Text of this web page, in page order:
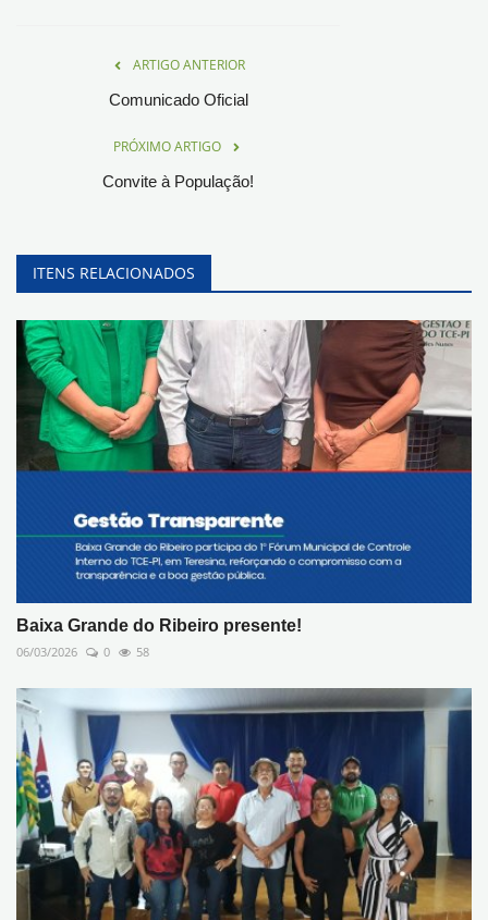
ARTIGO ANTERIOR
Comunicado Oficial
PRÓXIMO ARTIGO
Convite à População!
ITENS RELACIONADOS
Baixa Grande do Ribeiro presente!
06/03/2026 0 58